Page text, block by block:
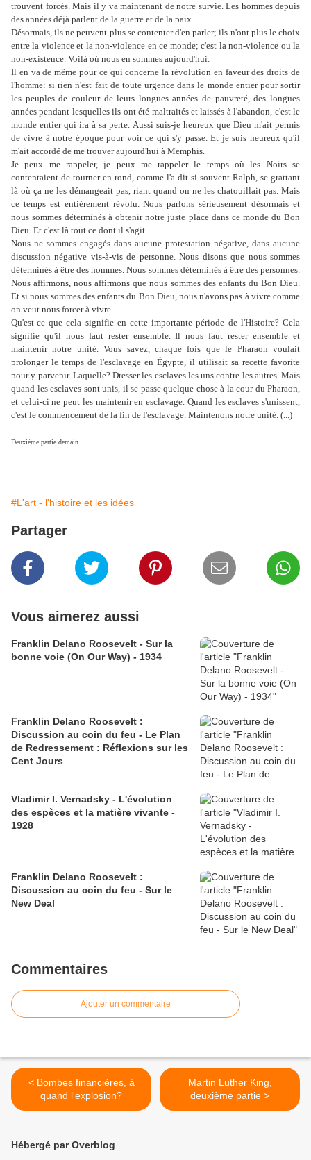
trouvent forcés. Mais il y va maintenant de notre survie. Les hommes depuis
des années déjà parlent de la guerre et de la paix.
Désormais, ils ne peuvent plus se contenter d'en parler; ils n'ont plus le choix
entre la violence et la non-violence en ce monde; c'est la non-violence ou la
non-existence. Voilà où nous en sommes aujourd'hui.
Il en va de même pour ce qui concerne la révolution en faveur des droits de
l'homme: si rien n'est fait de toute urgence dans le monde entier pour sortir
les peuples de couleur de leurs longues années de pauvreté, des longues
années pendant lesquelles ils ont été maltraités et laissés à l'abandon, c'est le
monde entier qui ira à sa perte. Aussi suis-je heureux que Dieu m'ait permis
de vivre à notre époque pour voir ce qui s'y passe. Et je suis heureux qu'il
m'ait accordé de me trouver aujourd'hui à Memphis.
Je peux me rappeler, je peux me rappeler le temps où les Noirs se
contentaient de tourner en rond, comme l'a dit si souvent Ralph, se grattant
là où ça ne les démangeait pas, riant quand on ne les chatouillait pas. Mais
ce temps est entièrement révolu. Nous parlons sérieusement désormais et
nous sommes déterminés à obtenir notre juste place dans ce monde du Bon
Dieu. Et c'est là tout ce dont il s'agit.
Nous ne sommes engagés dans aucune protestation négative, dans aucune
discussion négative vis-à-vis de personne. Nous disons que nous sommes
déterminés à être des hommes. Nous sommes déterminés à être des personnes.
Nous affirmons, nous affirmons que nous sommes des enfants du Bon Dieu.
Et si nous sommes des enfants du Bon Dieu, nous n'avons pas à vivre comme
on veut nous forcer à vivre.
Qu'est-ce que cela signifie en cette importante période de l'Histoire? Cela
signifie qu'il nous faut rester ensemble. Il nous faut rester ensemble et
maintenir notre unité. Vous savez, chaque fois que le Pharaon voulait
prolonger le temps de l'esclavage en Égypte, il utilisait sa recette favorite
pour y parvenir. Laquelle? Dresser les esclaves les uns contre les autres. Mais
quand les esclaves sont unis, il se passe quelque chose à la cour du Pharaon,
et celui-ci ne peut les maintenir en esclavage. Quand les esclaves s'unissent,
c'est le commencement de la fin de l'esclavage. Maintenons notre unité. (...)
Deuxième partie demain
#L'art - l'histoire et les idées
Partager
Vous aimerez aussi
Franklin Delano Roosevelt - Sur la
bonne voie (On Our Way) - 1934
Franklin Delano Roosevelt :
Discussion au coin du feu - Le Plan
de Redressement : Réflexions sur les
Cent Jours
Vladimir I. Vernadsky - L'évolution
des espèces et la matière vivante -
1928
Franklin Delano Roosevelt :
Discussion au coin du feu - Sur le
New Deal
Commentaires
Ajouter un commentaire
< Bombes financières, à
quand l'explosion?
Martin Luther King,
deuxième partie >
Hébergé par Overblog